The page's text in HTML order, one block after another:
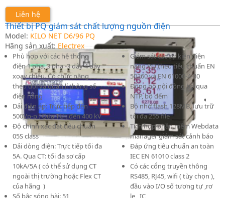
Liên hệ
Thiết bị PQ giám sát chất lượng nguồn điện
Model: KILO NET D6/96 PQ
Hãng sản xuất:Electrex
Phù hợp với các hệ thống
điện 1 pha, 3 pha -3 dây 4 dây
xoay chiều. Có chức năng
theo dõi và quản lí thông số
điện năng
Dải điện áp: Trực tiếp đến
500Vp-p . Qua TU : đến 400 kV
Độ chính xác đạt tiêu chuẩn
05S class
Dải dòng điện: Trực tiếp tối đa
5A. Qua CT: tối đa sơ cấp
10kA/5A ( có thể sử dụng CT
ngoài thị trường hoặc Flex CT
của hãng )
Số bậc sóng hài: 51
Giám sát các sự kiện điện
năng PQ theo tiêu chuẩn EN
50260 và EN 61000-4-30
Đồng hồ nội đồng bộ qua
NTP, bộ đếm
Bộ nhớ flash 128MB, lưu trữ
tối đa 255 file
Tích hợp phần mềm Webdata
manager giám sát cảnh báo
Đáp ứng tiêu chuẩn an toàn
IEC EN 61010 class 2
Có các cổng truyền thông
RS485, RJ45, wifi ( tùy chọn ),
đầu vào I/O số tương tự ,rơ
le, IC